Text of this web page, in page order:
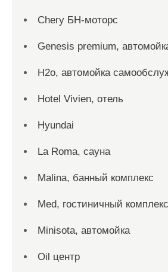
Chery БН-моторс
Genesis premium,
H2o, автомойка
Hotel Vivien, отель
Hyundai
La Roma, сауна
Malina, банный комплекс
Med, гостиничный комплекс
Minisota, автомойка
Oil центр